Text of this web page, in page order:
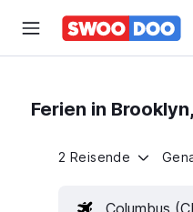
Ferien in
2 Reisende